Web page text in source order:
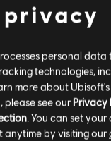
privacy
personal data
technologies,
more about
see our Privacy
. You can set
anytime by visiting our